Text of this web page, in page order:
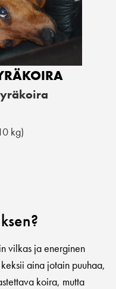
kg)
vilkas ja energinen
aina jotain puuhaa,
koira, mutta